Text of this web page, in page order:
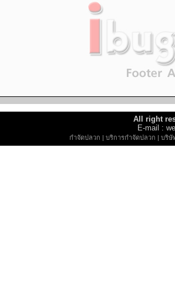
All right
E-mail :
กำจัดปลวก | บริการกำจัดปลวก | บริษั